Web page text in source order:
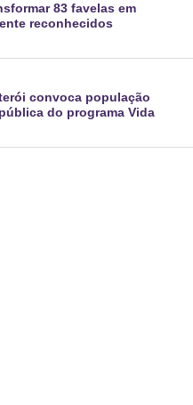
83 favelas em
reconhecidos
convoca população
do programa Vida